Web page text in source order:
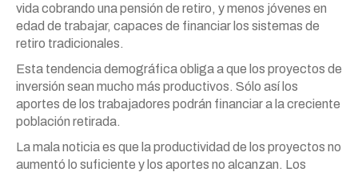
vida cobrando una pensión de retiro, y menos jóvenes en
edad de trabajar, capaces de financiar los sistemas de
retiro tradicionales.
Esta tendencia demográfica obliga a que los proyectos de
inversión sean mucho más productivos. Sólo así los
aportes de los trabajadores podrán financiar a la creciente
población retirada.
La mala noticia es que la productividad de los proyectos no
aumentó lo suficiente y los aportes no alcanzan. Los